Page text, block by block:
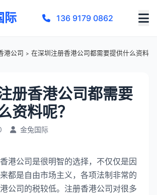
际 136 9179 0862
港公司 > 在深圳注册香港公司都需要提供什么资料
册香港公司都需要
资料呢？
金兔国际
公司是很明智的选择，不仅仅是因
都是自由市场主义，各项法制非常的
公司的税较低。注册香港公司对很多